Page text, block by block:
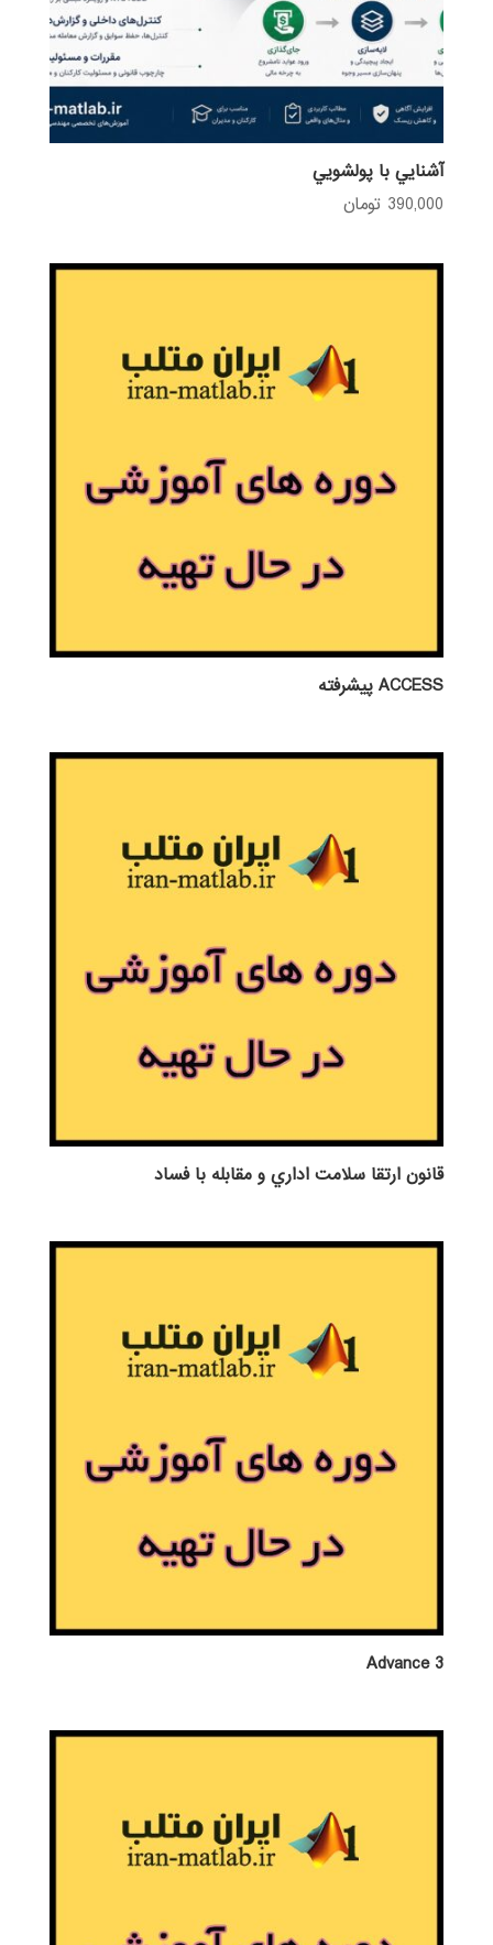
آشنايي با پولشويي
390,000 تومان
ACCESS پيشرفته
قانون ارتقا سلامت اداري و مقابله با فساد
Advance 3